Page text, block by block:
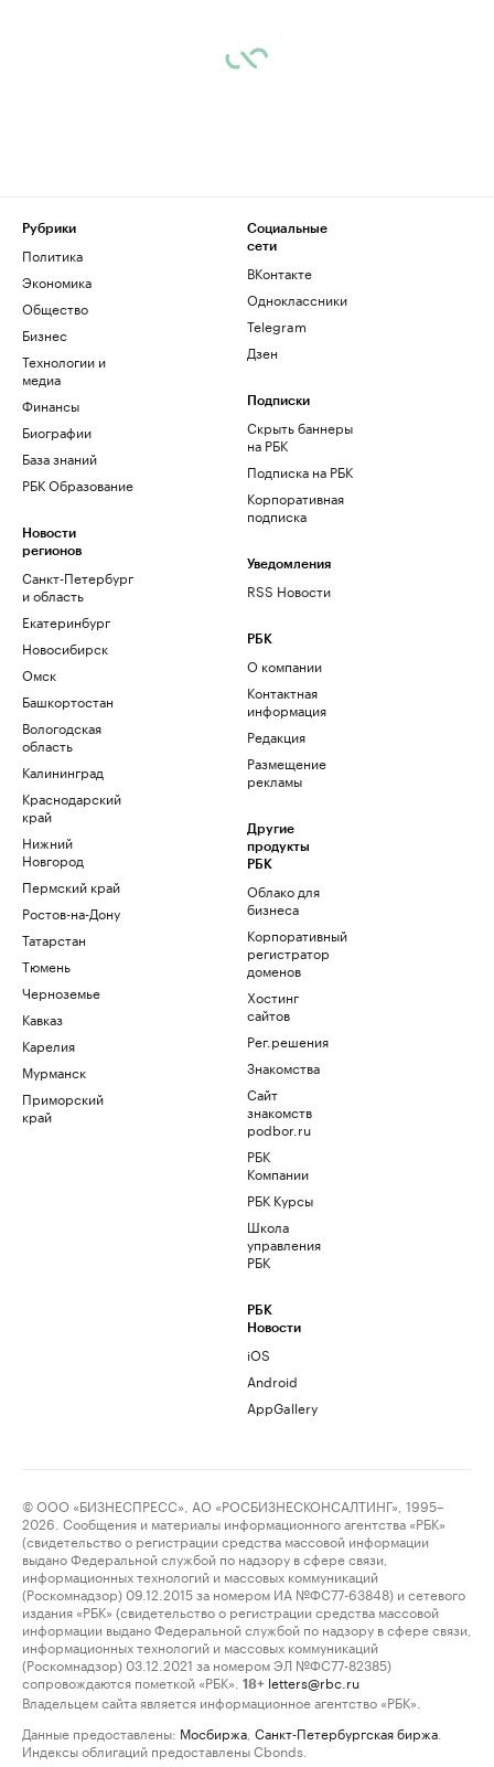
Рубрики
Политика
Экономика
Общество
Бизнес
Технологии и
медиа
Финансы
Биографии
База знаний
РБК Образование
Новости
регионов
Санкт-Петербург
и область
Екатеринбург
Новосибирск
Омск
Башкортостан
Вологодская
область
Калининград
Краснодарский
край
Нижний
Новгород
Пермский край
Ростов-на-Дону
Татарстан
Тюмень
Черноземье
Кавказ
Карелия
Мурманск
Приморский
край
Социальные
сети
ВКонтакте
Одноклассники
Telegram
Дзен
Подписки
Скрыть баннеры
на РБК
Подписка на РБК
Корпоративная
подписка
Уведомления
RSS Новости
РБК
О компании
Контактная
информация
Редакция
Размещение
рекламы
Другие
продукты
РБК
Облако для
бизнеса
Корпоративный
регистратор
доменов
Хостинг
сайтов
Рег.решения
Знакомства
Сайт
знакомств
podbor.ru
РБК
Компании
РБК Курсы
Школа
управления
РБК
РБК
Новости
iOS
Android
AppGallery
© ООО «БИЗНЕСПРЕСС», АО «РОСБИЗНЕСКОНСАЛТИНГ», 1995–
2026. Сообщения и материалы информационного агентства «РБК»
(свидетельство о регистрации средства массовой информации
выдано Федеральной службой по надзору в сфере связи,
информационных технологий и массовых коммуникаций
(Роскомнадзор) 09.12.2015 за номером ИА №ФС77-63848) и сетевого
издания «РБК» (свидетельство о регистрации средства массовой
информации выдано Федеральной службой по надзору в сфере связи,
информационных технологий и массовых коммуникаций
(Роскомнадзор) 03.12.2021 за номером ЭЛ №ФС77-82385)
сопровождаются пометкой «РБК».
18+ letters@rbc.ru
Владельцем сайта является информационное агентство «РБК».
Данные предоставлены: Мосбиржа Санкт-Петербургская биржа
Индексы облигаций предоставлены Cbonds.